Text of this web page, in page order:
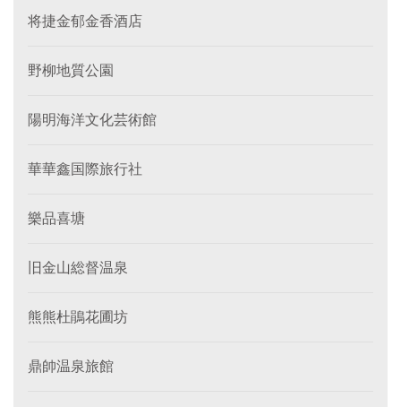
将捷金郁金香酒店
野柳地質公園
陽明海洋文化芸術館
華華鑫国際旅行社
樂品喜塘
旧金山総督温泉
熊熊杜鵑花圃坊
鼎帥温泉旅館